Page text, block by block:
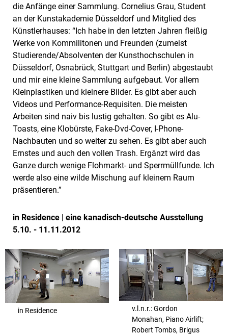
die Anfänge einer Sammlung. Cornelius Grau, Student
an der Kunstakademie Düsseldorf und Mitglied des
Künstlerhauses: “Ich habe in den letzten Jahren fleißig
Werke von Kommilitonen und Freunden (zumeist
Studierende/Absolventen der Kunsthochschulen in
Düsseldorf, Osnabrück, Stuttgart und Berlin) abgestaubt
und mir eine kleine Sammlung aufgebaut. Vor allem
Kleinplastiken und kleinere Bilder. Es gibt aber auch
Videos und Performance-Requisiten. Die meisten
Arbeiten sind naiv bis lustig gehalten. So gibt es Alu-
Toasts, eine Klobürste, Fake-Dvd-Cover, I-Phone-
Nachbauten und so weiter zu sehen. Es gibt aber auch
Ernstes und auch den vollen Trash. Ergänzt wird das
Ganze durch wenige Flohmarkt- und Sperrmüllfunde. Ich
werde also eine wilde Mischung auf kleinem Raum
präsentieren.”
in Residence | eine kanadisch-deutsche Ausstellung
5.10. - 11.11.2012
in Residence
v.l.n.r.: Gordon
Monahan, Piano Airlift;
Robert Tombs, Brigus